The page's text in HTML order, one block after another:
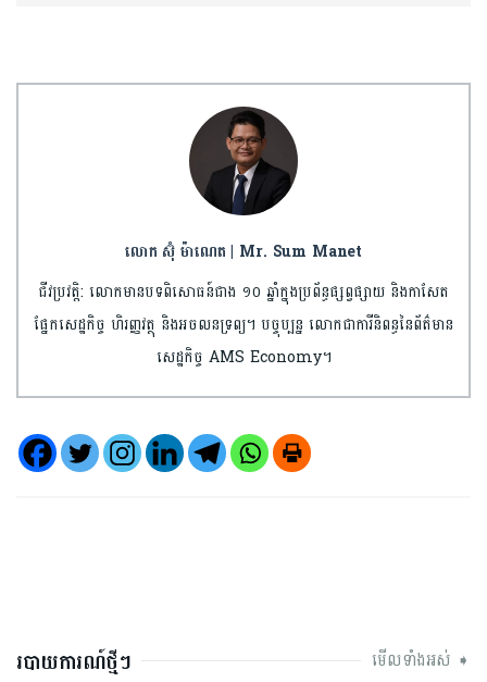
លោក ស៊ុំ ម៉ាណេត | Mr. Sum Manet
ជីវប្រវត្តិ: លោកមានបទពិសោធន៍ជាង ១០ ឆ្នាំក្នុងប្រព័ន្ធផ្សព្វផ្សាយ និងកាសែត
ផ្នែកសេដ្ឋកិច្ច ហិរញ្ញវត្ថុ និងអចលនទ្រព្យ។ បច្ចុប្បន្ន លោកជាការីនិពន្ធនៃព័ត៌មាន
សេដ្ឋកិច្ច AMS Economy។
របាយការណ៍ថ្មីៗ មើលទាំងអស់ ➧